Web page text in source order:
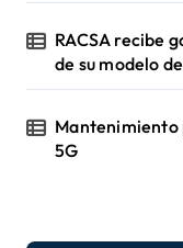
RACSA recibe
de su modelo
Mantenimiento
5G